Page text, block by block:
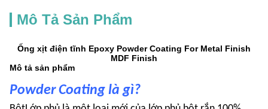
Mô Tả Sản Phẩm
Ống xịt điện tĩnh Epoxy Powder Coating For Metal Finish
MDF Finish
Mô tả sản phẩm
Powder Coating là gì?